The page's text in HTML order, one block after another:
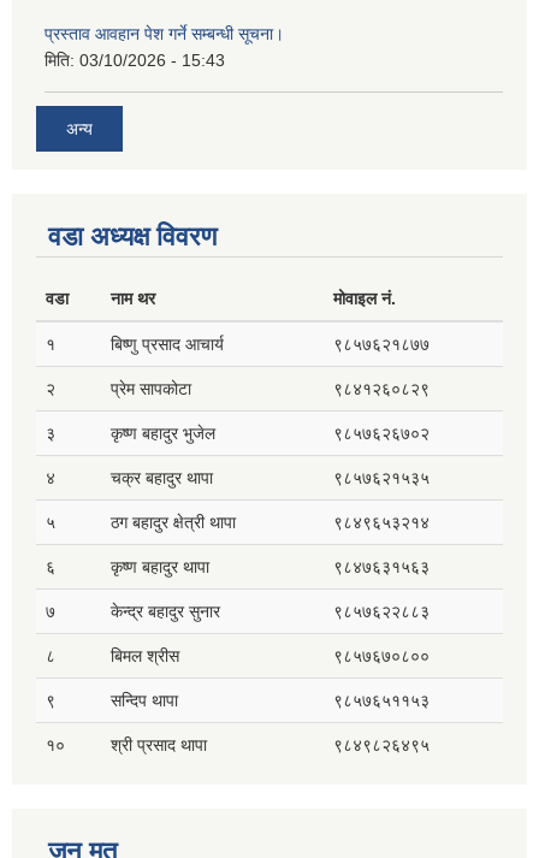
प्रस्ताव आवहान पेश गर्ने सम्बन्धी सूचना।
मिति: 03/10/2026 - 15:43
अन्य
वडा अध्यक्ष विवरण
वडा नाम थर मोवाइल नं.
१ बिष्णु प्रसाद आचार्य ९८५७६२१८७७
२ प्रेम सापकोटा ९८४१२६०८२९
३ कृष्ण बहादुर भुजेल ९८५७६२६७०२
४ चक्र बहादुर थापा ९८५७६२१५३५
५ ठग बहादुर क्षेत्री थापा ९८४९६५३२१४
६ कृष्ण बहादुर थापा ९८४७६३१५६३
७ केन्द्र बहादुर सुनार ९८५७६२२८८३
८ बिमल श्रीस ९८५७६७०८००
९ सन्दिप थापा ९८५७६५११५३
१० श्री प्रसाद थापा ९८४९८२६४९५
जन मत